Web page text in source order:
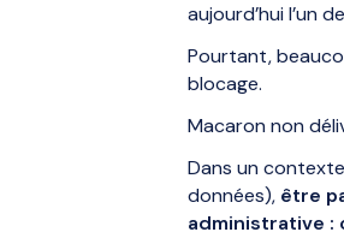
aujourd’hui l’un
Pourtant,
blocage.
Macaron non
Dans un
données), être
administrative :